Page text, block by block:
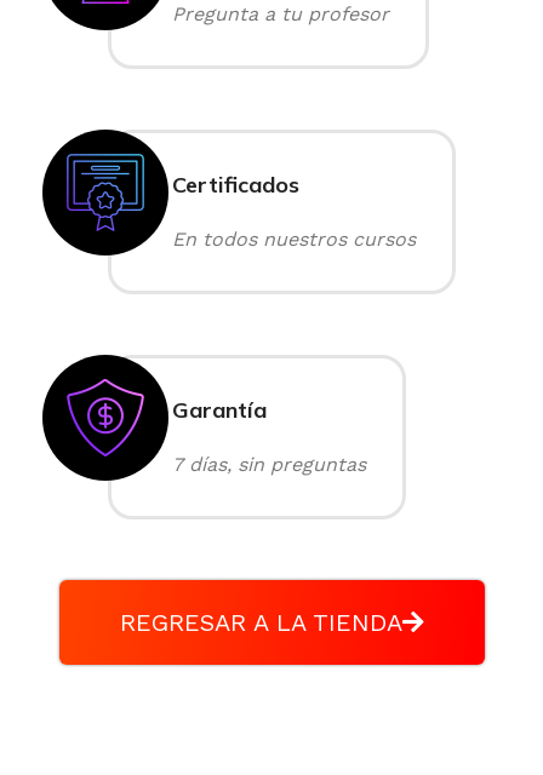
Pregunta a tu profesor
Certificados
En todos nuestros cursos
Garantía
7 días, sin preguntas
REGRESAR A LA TIENDA